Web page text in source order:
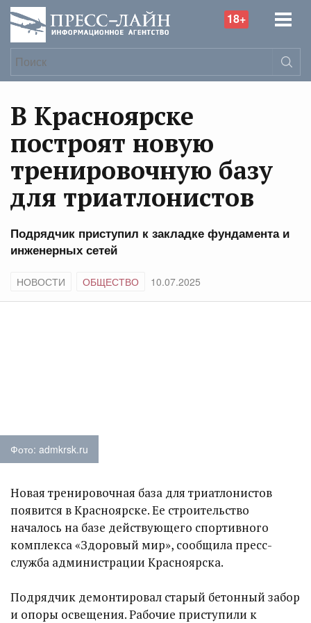
18+
В Красноярске
построят новую
тренировочную базу
для триатлонистов
Подрядчик приступил к закладке фундамента и
инженерных сетей
НОВОСТИ ОБЩЕСТВО 10.07.2025
Фото: admkrsk.ru
Новая тренировочная база для триатлонистов
появится в Красноярске. Ее строительство
началось на базе действующего спортивного
комплекса «Здоровый мир», сообщила пресс-
служба администрации Красноярска.
Подрядчик демонтировал старый бетонный забор
и опоры освещения. Рабочие приступили к